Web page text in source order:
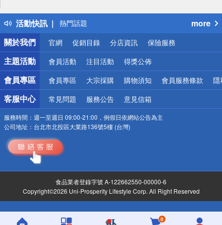
活動快訊
得獎公告
熱門話題
銀行優惠
偏遠地區配送
詐騙網頁！請小心！
more
關於我們
官網 促銷目錄 分店資訊 保險服務
主題活動 會員活動 注目活動 得獎公佈
會員專區 會員專區 大宗採購 購物須知 會員服務條款 隱
客服中心 常見問題 服務公告 意見信箱
服務時間： 週一至週日 09:00-21:00，例假日依網站公告為主
公司地址： 台北市北投區大業路136號5樓 (台灣)
食品業者登錄字號 A-122662550-00000-6
Copyright©2026 Uni-Prosperity Lifestyle Corp. All Right Reserved
0